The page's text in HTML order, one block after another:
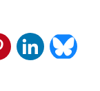
windowin a new
Opens in a
Opens